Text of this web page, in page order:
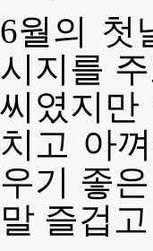
6월의 첫
시지를
씨였지만
치고 아
우기 좋
말 즐겁